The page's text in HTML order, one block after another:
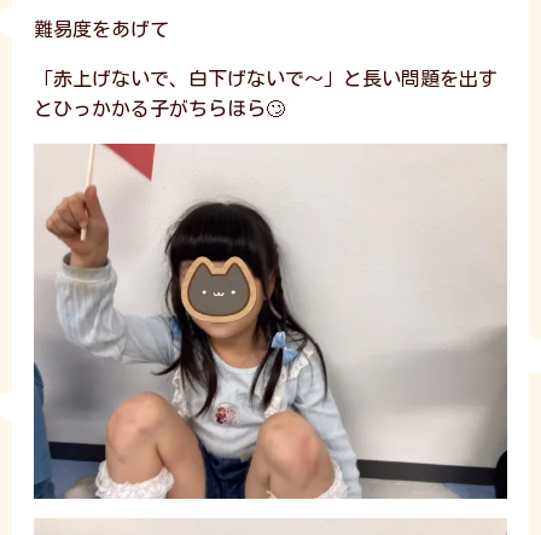
難易度をあげて
「赤上げないで、白下げないで～」と長い問題を出す
とひっかかる子がちらほら🙄